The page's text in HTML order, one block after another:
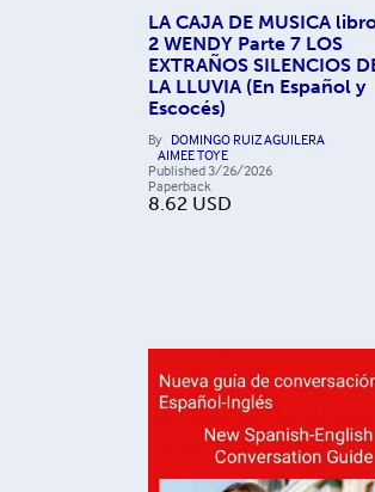
LA CAJA DE MUSICA
2 WENDY Parte 7 LOS
EXTRAÑOS SILENCIOS
LA LLUVIA (En Español y
Escocés)
By DOMINGO RUIZ AGUILERA
AIMEE TOYE
Published3/26/2026
Paperback
8.62 USD